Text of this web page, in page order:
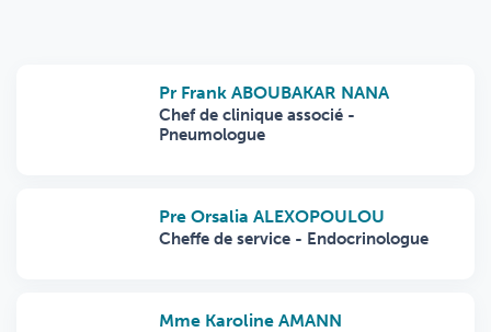
Pr Frank ABOUBAKAR NANA
Chef de clinique associé -
Pneumologue
Pre Orsalia ALEXOPOULOU
Cheffe de service - Endocrinologue
Mme Karoline AMANN